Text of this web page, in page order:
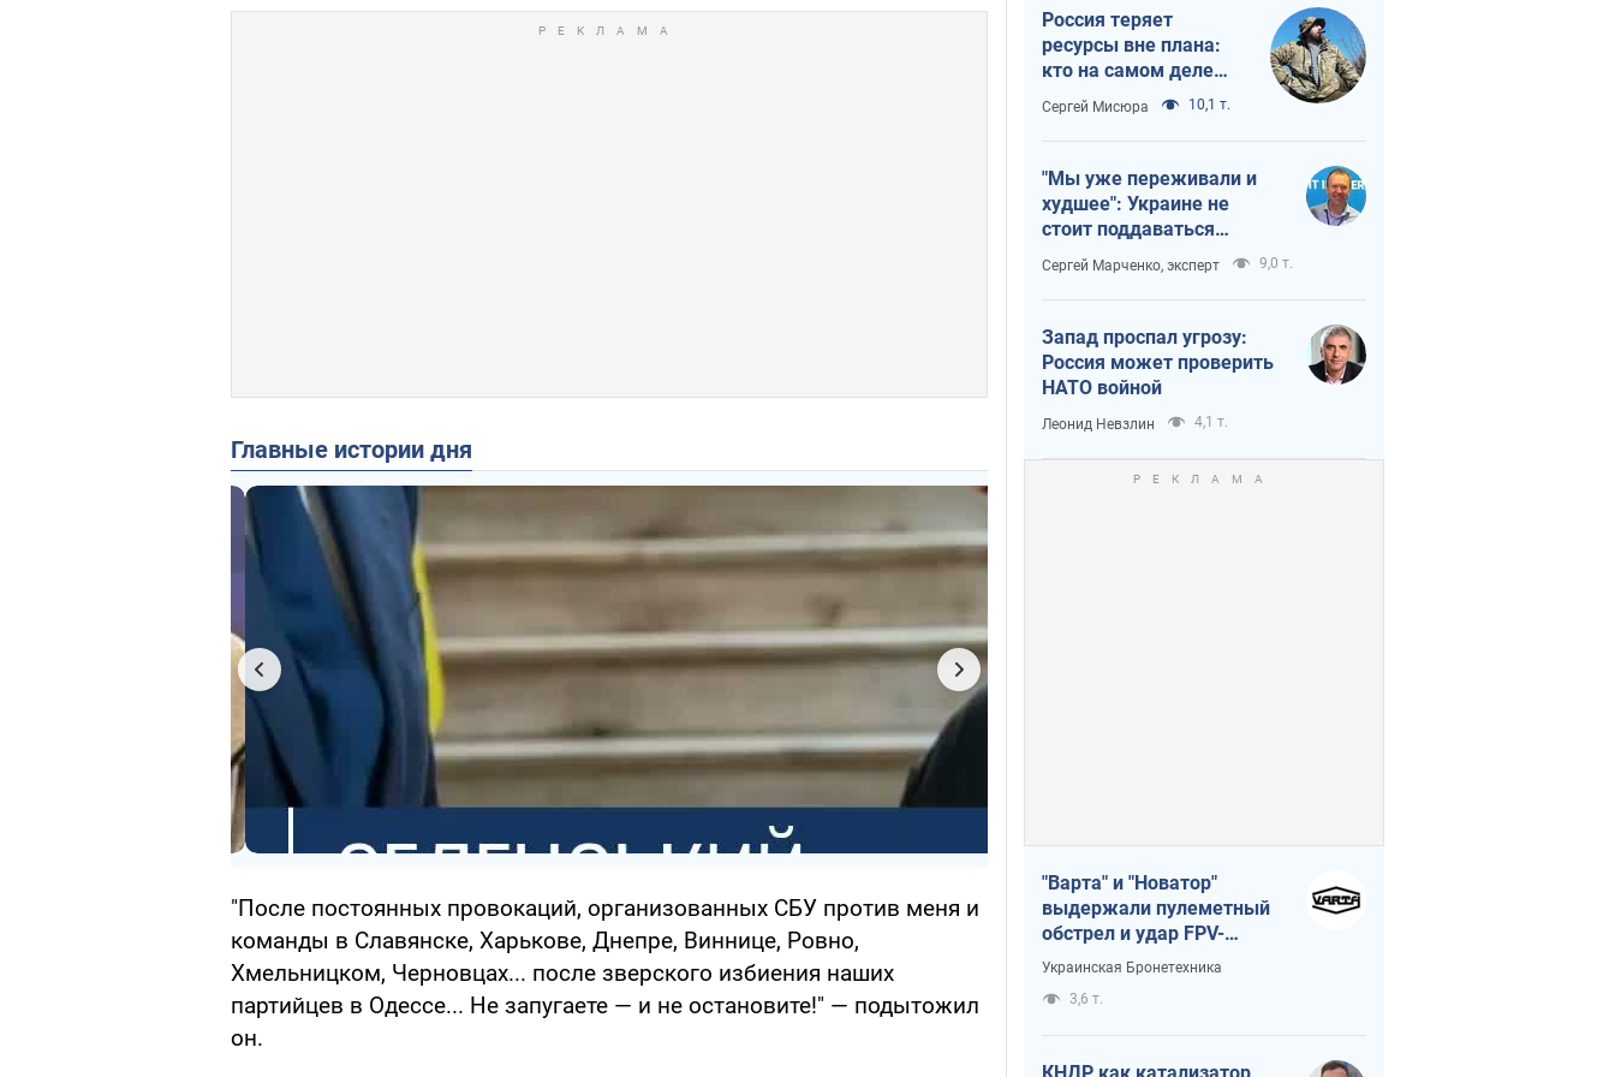
Главные истории дня
"После постоянных провокаций, организованных СБУ против меня и
команды в Славянске, Харькове, Днепре, Виннице, Ровно,
Хмельницком, Черновцах... после зверского избиения наших
партийцев в Одессе... Не запугаете — и не остановите!" — подытожил
он.
Россия теряет
ресурсы вне плана:
кто на самом деле
диктует темп войны
Сергей Мисюра 10,1 т.
"Мы уже переживали и
худшее": Украине не
стоит поддаваться
отчаянию из-за
ракетного террора
Сергей Марченко, эксперт 9,0 т.
Запад проспал угрозу:
Россия может проверить
НАТО войной
Леонид Невзлин 4,1 т.
"Варта" и "Новатор"
выдержали пулеметный
обстрел и удар FPV-
дрона, сохранив жизнь
Украинская Бронетехника
3,6 т.